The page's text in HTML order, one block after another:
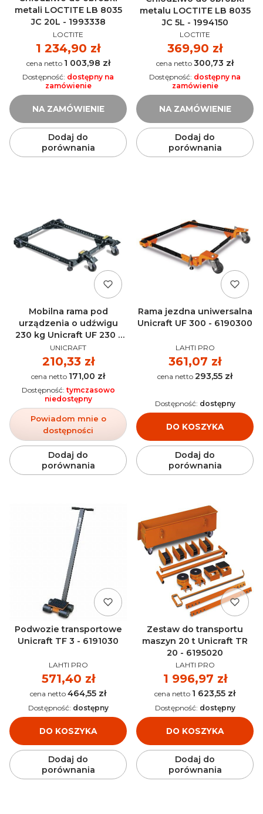
metali LOCTITE LB 8035
JC 20L - 1993338
PRODUCENT
LOCTITE
Cena
1 234,90 zł
Cena 1 003,98 zł
NA ZAMÓWIENIE
Dostępność: dostępny na
zamówienie
Dodaj do
porównania
metalu LOCTITE LB 8035
JC 5L - 1994150
PRODUCENT
LOCTITE
Cena
369,90 zł
Cena 300,73 zł
NA ZAMÓWIENIE
Dostępność: dostępny na
zamówienie
Dodaj do
porównania
Mobilna rama pod
urządzenia o udźwigu
230 kg Unicraft UF 230 -
6190230
PRODUCENT
UNICRAFT
Cena
210,33 zł
Cena 171,00 zł
Powiadom mnie o
dostępności
Dostępność: tymczasowo
niedostępny
Dodaj do
porównania
Rama jezdna uniwersalna
Unicraft UF 300 - 6190300
PRODUCENT
LAHTI PRO
Cena
361,07 zł
Cena 293,55 zł
DO KOSZYKA
Dostępność: dostępny
Dodaj do
porównania
Podwozie transportowe
Unicraft TF 3 - 6191030
PRODUCENT
LAHTI PRO
Cena
571,40 zł
Cena 464,55 zł
DO KOSZYKA
Dostępność: dostępny
Dodaj do
porównania
Zestaw do transportu
maszyn 20 t Unicraft TR
20 - 6195020
PRODUCENT
LAHTI PRO
Cena
1 996,97 zł
Cena 1 623,55 zł
DO KOSZYKA
Dostępność: dostępny
Dodaj do
porównania